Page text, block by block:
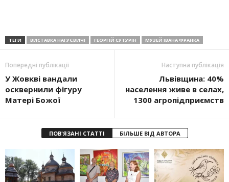
ТЕГИ ВИСТАВКА НАГУЄВИЧІ ГЕОРГІЙ СУТУРІН МУЗЕЙ ІВАНА ФРАНКА
Попередні публікації
У Жовкві вандали
осквернили фігуру
Матері Божої
Наступна публікація
Львівщина: 40%
населення живе в селах,
1300 агропідприємств
ПОВ'ЯЗАНІ СТАТТІ БІЛЬШЕ ВІД АВТОРА